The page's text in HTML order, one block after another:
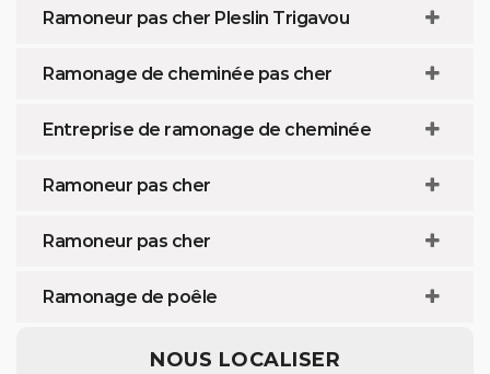
Ramoneur pas cher Pleslin Trigavou
Ramonage de cheminée pas cher
Entreprise de ramonage de cheminée
Ramoneur pas cher
Ramoneur pas cher
Ramonage de poêle
NOUS LOCALISER